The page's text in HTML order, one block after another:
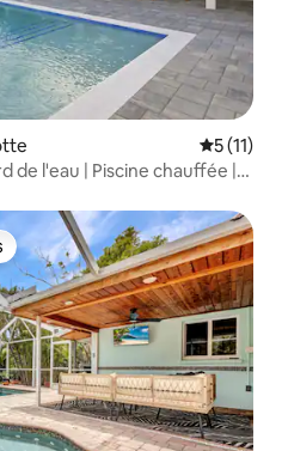
5 (11)
de l'eau | Piscine chauffée |
plus appréciés